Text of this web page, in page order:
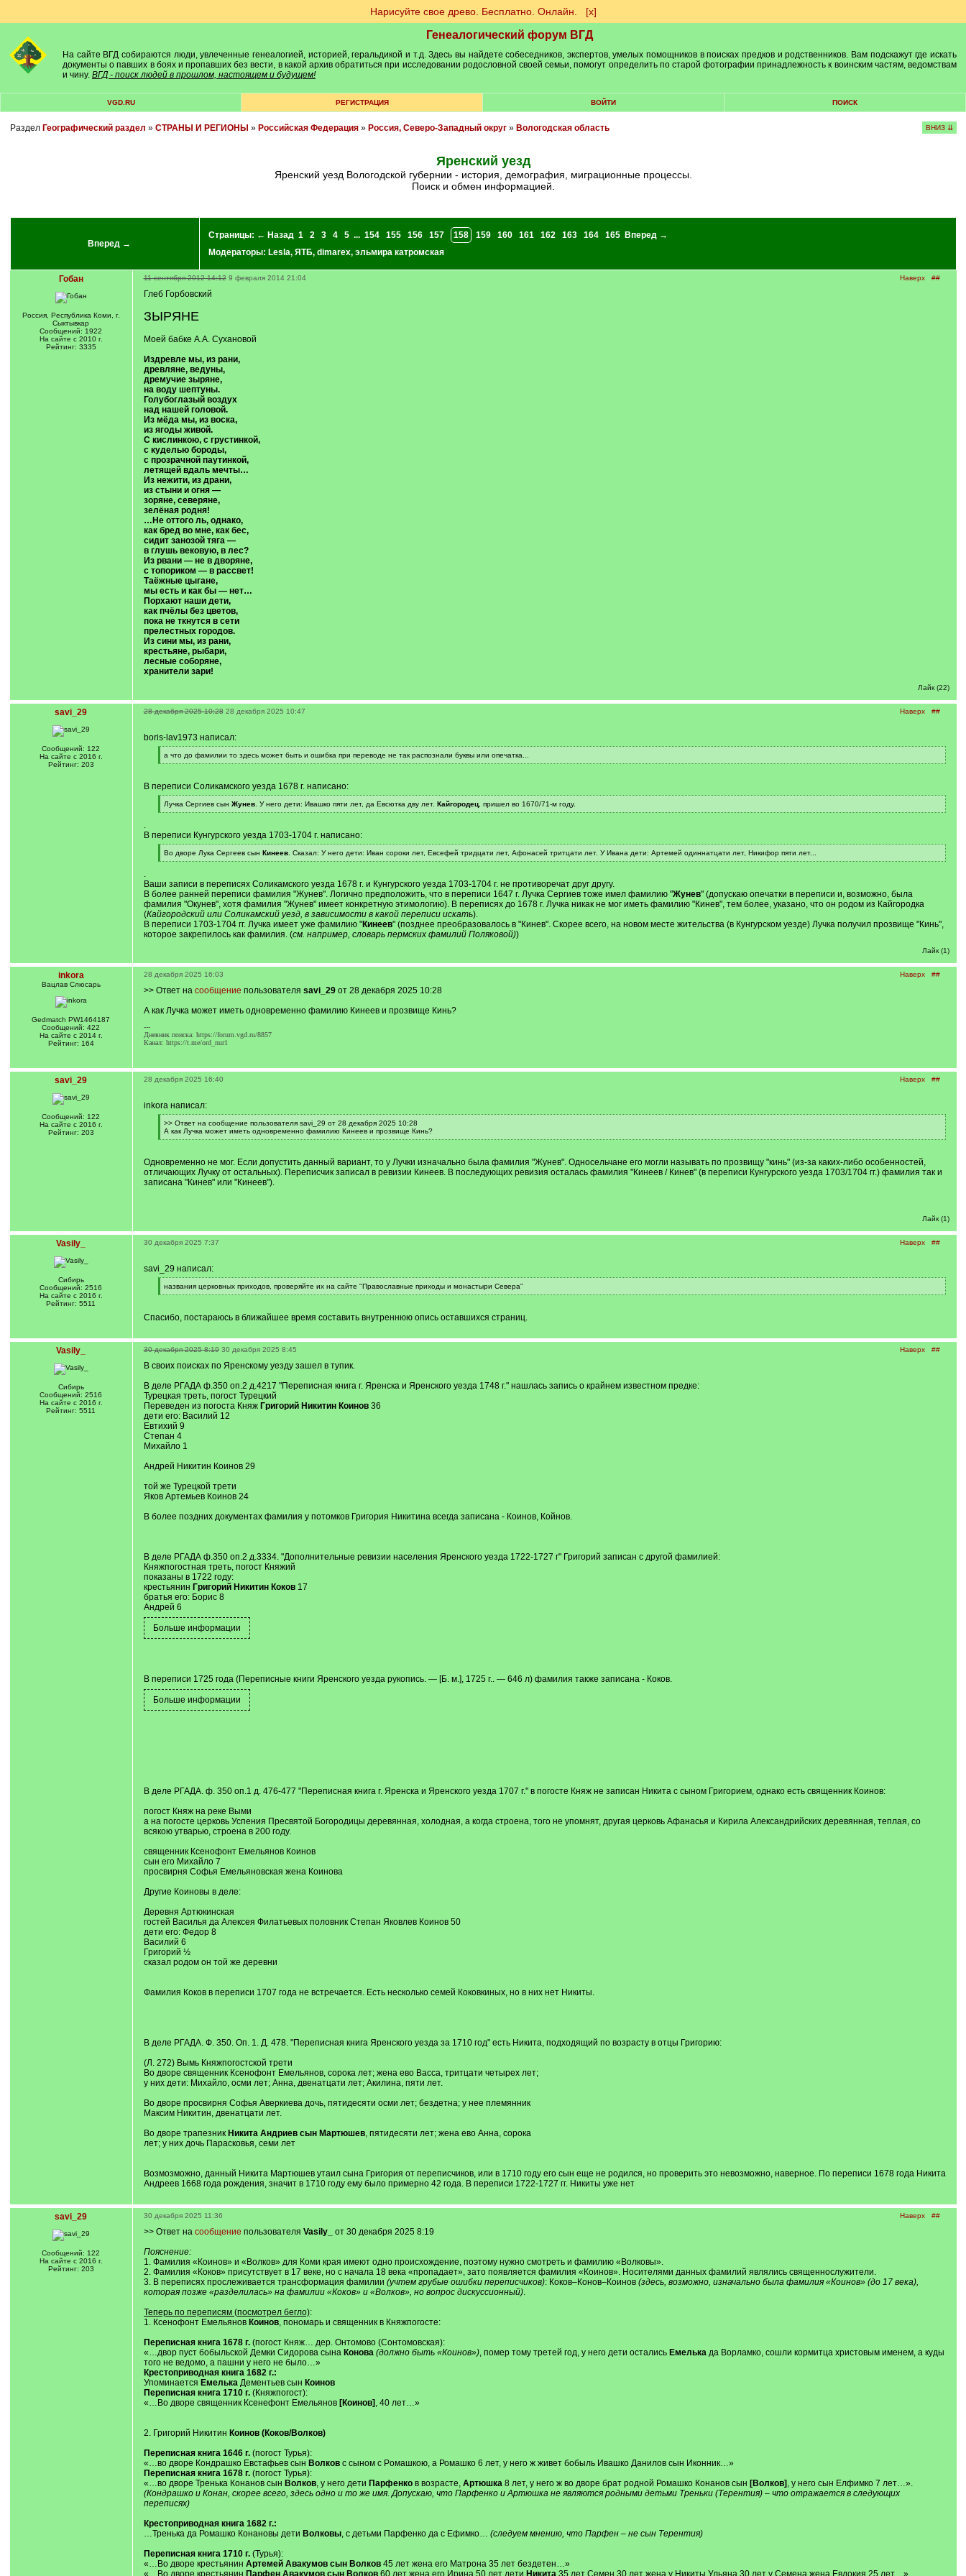
Нарисуйте свое древо. Бесплатно. Онлайн. [х]
Генеалогический форум ВГД
На сайте ВГД собираются люди, увлеченные генеалогией, историей, геральдикой и т.д. Здесь вы найдете собеседников, экспертов, умелых помощников в поисках предков и родственников. Вам подскажут где искать
документы о павших в боях и пропавших без вести, в какой архив обратиться при исследовании родословной своей семьи, помогут определить по старой фотографии принадлежность к воинским частям, ведомствам
и чину. ВГД - поиск людей в прошлом, настоящем и будущем!
VGD.RU РЕГИСТРАЦИЯ ВОЙТИ ПОИСК
Раздел Географический раздел » СТРАНЫ И РЕГИОНЫ » Российская Федерация» Россия, Северо-Западный округ» Вологодская область ВНИЗ ⇊
Яренский уезд
Яренский уезд Вологодской губернии - история, демография, миграционные процессы.
Поиск и обмен информацией.
Вперед →
Страницы: ← Назад 1 2 3 4 5 ... 154 155 156 157 158 159 160 161 162 163 164 165
Вперед →
Модераторы: Lesla, ЯТБ, dimarex, эльмира катромская
Гобан
Россия, Республика Коми, г.
Сыктывкар
Сообщений: 1922
На сайте с 2010 г.
Рейтинг: 3335
Наверх ##
11 сентября 2012 14:12 9 февраля 2014 21:04
Глеб Горбовский
ЗЫРЯНЕ
Моей бабке А.А. Сухановой
Издревле мы, из рани,
древляне, ведуны,
дремучие зыряне,
на воду шептуны.
Голубоглазый воздух
над нашей головой.
Из мёда мы, из воска,
из ягоды живой.
С кислинкою, с грустинкой,
с куделью бороды,
с прозрачной паутинкой,
летящей вдаль мечты…
Из нежити, из драни,
из стыни и огня —
зоряне, северяне,
зелёная родня!
…Не оттого ль, однако,
как бред во мне, как бес,
сидит занозой тяга —
в глушь вековую, в лес?
Из рвани — не в дворяне,
с топориком — в рассвет!
Таёжные цыгане,
мы есть и как бы — нет…
Порхают наши дети,
как пчёлы без цветов,
пока не ткнутся в сети
прелестных городов.
Из сини мы, из рани,
крестьяне, рыбари,
лесные соборяне,
хранители зари!
Лайк (22)
savi_29
Сообщений: 122
На сайте с 2016 г.
Рейтинг: 203
Наверх ##
28 декабря 2025 10:28 28 декабря 2025 10:47
boris-lav1973 написал:
[
q
а что до фамилии то здесь может быть и ошибка при переводе не так распознали буквы или опечатка...
[
]
В переписи Соликамского уезда 1678 г. написано:
[
q
Лучка Сергиев сын Жунев. У него дети: Ивашко пяти лет, да Евсютка дву лет. Кайгородец, пришел во 1670/71-м году.
[
]
.
В переписи Кунгурского уезда 1703-1704 г. написано:
[
q
Во дворе Лука Сергеев сын Кинеев. Сказал: У него дети: Иван сороки лет, Евсефей тридцати лет, Афонасей тритцати лет. У Ивана дети: Артемей одиннатцати лет, Никифор пяти лет...
[
]
.
Ваши записи в переписях Соликамского уезда 1678 г. и Кунгурского уезда 1703-1704 г. не противоречат друг другу.
В более ранней переписи фамилия "Жунев". Логично предположить, что в переписи 1647 г. Лучка Сергиев тоже имел фамилию "Жунев" (допускаю опечатки в переписи и, возможно, была
фамилия "Окунев", хотя фамилия "Жунев" имеет конкретную этимологию). В переписях до 1678 г. Лучка никак не мог иметь фамилию "Кинев", тем более, указано, что он родом из Кайгородка
(Кайгородский или Соликамский уезд, в зависимости в какой переписи искать).
В переписи 1703-1704 гг. Лучка имеет уже фамилию "Кинеев" (позднее преобразовалось в "Кинев". Скорее всего, на новом месте жительства (в Кунгурском уезде) Лучка получил прозвище "Кинь",
которое закрепилось как фамилия. (см. например, словарь пермских фамилий Поляковой))
Лайк (1)
inkora
Вацлав Слюсарь
Gedmatch PW1464187
Сообщений: 422
На сайте с 2014 г.
Рейтинг: 164
Наверх ##
28 декабря 2025 16:03
>> Ответ на сообщение пользователя savi_29от 28 декабря 2025 10:28
А как Лучка может иметь одновременно фамилию Кинеев и прозвище Кинь?
---
Дневник поиска: https://forum.vgd.ru/8857
Канал: https://t.me/ord_nur1
savi_29
Сообщений: 122
На сайте с 2016 г.
Рейтинг: 203
Наверх ##
28 декабря 2025 16:40
inkora написал:
[
q
]
>> Ответ на сообщение пользователя savi_29 от 28 декабря 2025 10:28
А как Лучка может иметь одновременно фамилию Кинеев и прозвище Кинь?
[
]
Одновременно не мог. Если допустить данный вариант, то у Лучки изначально была фамилия "Жунев". Односельчане его могли называть по прозвищу "кинь" (из-за каких-либо особенностей,
отличающих Лучку от остальных). Переписчик записал в ревизии Кинеев. В последующих ревизия осталась фамилия "Кинеев / Кинев" (в переписи Кунгурского уезда 1703/1704 гг.) фамилия так и
записана "Кинев" или "Кинеев").
Лайк (1)
Vasily_
Сибирь
Сообщений: 2516
На сайте с 2016 г.
Рейтинг: 5511
Наверх ##
30 декабря 2025 7:37
savi_29 написал:
[
q
названия церковных приходов, проверяйте их на сайте "Православные приходы и монастыри Севера"
[
]
Спасибо, постараюсь в ближайшее время составить внутреннюю опись оставшихся страниц.
Vasily_
Сибирь
Сообщений: 2516
На сайте с 2016 г.
Рейтинг: 5511
Наверх ##
30 декабря 2025 8:19 30 декабря 2025 8:45
В своих поисках по Яренскому уезду зашел в тупик.
В деле РГАДА ф.350 оп.2 д.4217 "Переписная книга г. Яренска и Яренского уезда 1748 г." нашлась запись о крайнем известном предке:
Турецкая треть, погост Турецкий
Переведен из погоста Княж Григорий Никитин Коинов36
дети его: Василий 12
Евтихий 9
Степан 4
Михайло 1
Андрей Никитин Коинов 29
той же Турецкой трети
Яков Артемьев Коинов 24
В более поздних документах фамилия у потомков Григория Никитина всегда записана - Коинов, Койнов.
В деле РГАДА ф.350 оп.2 д.3334. "Дополнительные ревизии населения Яренского уезда 1722-1727 г" Григорий записан с другой фамилией:
Княжпогостная треть, погост Княжий
показаны в 1722 году:
крестьянин Григорий Никитин Коков17
братья его: Борис 8
Андрей 6
В переписи 1725 года (Переписные книги Яренского уезда рукопись. — [Б. м.], 1725 г.. — 646 л) фамилия также записана - Коков.
В деле РГАДА. ф. 350 оп.1 д. 476-477 "Переписная книга г. Яренска и Яренского уезда 1707 г." в погосте Княж не записан Никита с сыном Григорием, однако есть священник Коинов:
погост Княж на реке Выми
а на погосте церковь Успения Пресвятой Богородицы деревянная, холодная, а когда строена, того не упомнят, другая церковь Афанасья и Кирила Александрийских деревянная, теплая, со
всякою утварью, строена в 200 году.
священник Ксенофонт Емельянов Коинов
сын его Михайло 7
просвирня Софья Емельяновская жена Коинова
Другие Коиновы в деле:
Деревня Артюкинская
гостей Василья да Алексея Филатьевых половник Степан Яковлев Коинов 50
дети его: Федор 8
Василий 6
Григорий ½
сказал родом он той же деревни
Фамилия Коков в переписи 1707 года не встречается. Есть несколько семей Коковкиных, но в них нет Никиты.
В деле РГАДА. Ф. 350. Оп. 1. Д. 478. "Переписная книга Яренского уезда за 1710 год" есть Никита, подходящий по возрасту в отцы Григорию:
(Л. 272) Вымь Княжпогостской трети
Во дворе священник Ксенофонт Емельянов, сорока лет; жена ево Васса, тритцати четырех лет;
у них дети: Михайло, осми лет; Анна, двенатцати лет; Акилина, пяти лет.
Во дворе просвирня Софья Аверкиева дочь, пятидесяти осми лет; бездетна; у нее племянник
Максим Никитин, двенатцати лет.
Во дворе трапезник Никита Андриев сын Мартюшев, пятидесяти лет; жена ево Анна, сорока
лет; у них дочь Парасковья, семи лет
Возмозможно, данный Никита Мартюшев утаил сына Григория от переписчиков, или в 1710 году его сын еще не родился, но проверить это невозможно, наверное. По переписи 1678 года Никита
Андреев 1668 года рождения, значит в 1710 году ему было примерно 42 года. В переписи 1722-1727 гг. Никиты уже нет
savi_29
Сообщений: 122
На сайте с 2016 г.
Рейтинг: 203
Наверх ##
30 декабря 2025 11:36
>> Ответ на сообщение пользователя Vasily_
от 30 декабря 2025 8:19
Пояснение:
1. Фамилия «Коинов» и «Волков» для Коми края имеют одно происхождение, поэтому нужно смотреть и фамилию «Волковы».
2. Фамилия «Коков» присутствует в 17 веке, но с начала 18 века «пропадает», зато появляется фамилия «Коинов». Носителями данных фамилий являлись священнослужители.
3. В переписях прослеживается трансформация фамилии (учтем грубые ошибки переписчиков): Коков–Конов–Коинов (здесь, возможно, изначально была фамилия «Коинов» (до 17 века),
которая позже «разделилась» на фамилии «Коков» и «Волков», но вопрос дискуссионный).
Теперь по переписям (посмотрел бегло):
1. Ксенофонт Емельянов Коинов, пономарь и священник в Княжпогосте:
Переписная книга 1678 г.(погост Княж… дер. Онтомово (Сонтомовская):
«…двор пуст бобыльской Демки Сидорова сына Конова (должно быть «Коинов»), помер тому третей год, у него дети остались Емелькада Ворламко, сошли кормитца христовым именем, а куды
того не ведомо, а пашни у него не было…»
Крестоприводная книга 1682 г.:
Упоминается ЕмелькаДементьев сын Коинов
Переписная книга 1710 г.(Княжпогост):
«…Во дворе священник Ксенефонт Емельянов [Коинов] , 40 лет…»
2. Григорий Никитин Коинов (Коков/Волков)
Переписная книга 1646 г.(погост Турья):
«…во дворе Кондрашко Евстафьев сын Волковс сыном с Poмашкою, а Ромашко 6 лет, у него ж живет бобыль Ивашко Данилов сын Иконник…»
Переписная книга 1678 г.(погост Турья):
«…во дворе Тренька Конанов сын Волков, у него дети Парфенков возрасте, Артюшка8 лет, у него ж во дворе брат родной Ромашко Конанов сын [Волков] , у него сын Елфимко 7 лет…».
(Кондрашко и Конан, скорее всего, здесь одно и то же имя. Допускаю, что Парфенко и Артюшка не являются родными детьми Треньки (Терентия) – что отражается в следующих
переписях)
Крестоприводная книга 1682 г.:
…Тренька да Ромашко Конановы дети Волковы, с детьми Парфенко да с Ефимко… (следуем мнению, что Парфен – не сын Терентия)
Переписная книга 1710 г. (Турья):
«…Во дворе крестьянин Артемей Авакумов сын Волков45 лет жена его Матрона 35 лет бездетен…»
«…Во дворе крестьянин Парфен Авакумов сын Волков60 лет жена его Ирина 50 лет дети Никита 35 лет Семен 30 лет жена у Никиты Ульяна 30 лет у Семена жена Евдокия 25 лет…»